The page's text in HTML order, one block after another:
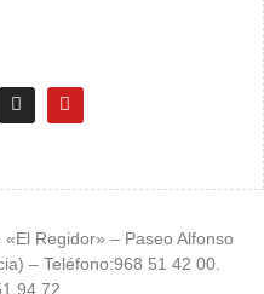
Regidor» – Paseo Alfonso
– Teléfono:968 51 42 00.
94 72